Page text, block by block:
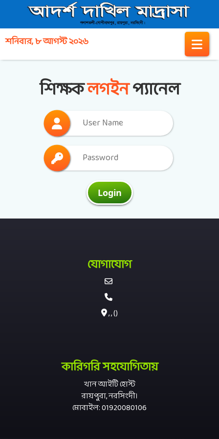
শনিবার, ৮ আগস্ট ২০২৬
শিক্ষকলগইনপ্যানেল
Login
যোগাযোগ
, , ()
কারিগরি সহযোগিতায়
খান আইটি হোস্ট
রায়পুরা, নরসিংদী।
মোবাইল: 01920080106